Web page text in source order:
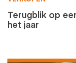
Terugblik op
het jaar